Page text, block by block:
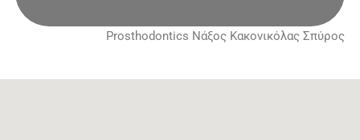
Prosthodontics Νάξος Κακονικόλας Σπύρος